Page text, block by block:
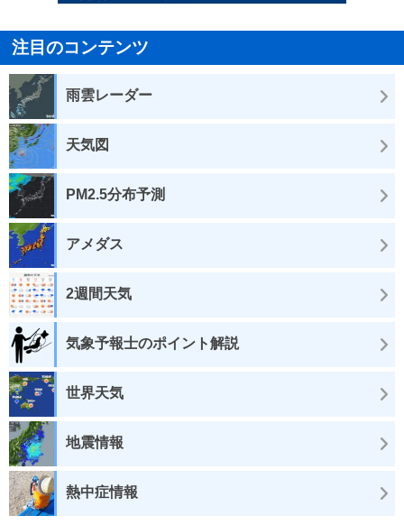
注目のコンテンツ
雨雲レーダー
天気図
PM2.5分布予測
アメダス
2週間天気
気象予報士のポイント解説
世界天気
地震情報
熱中症情報